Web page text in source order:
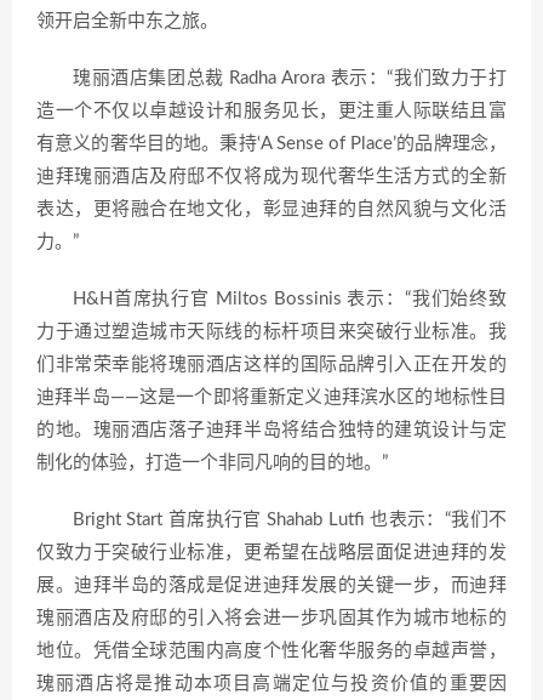
领开启全新中东之旅。
瑰丽酒店集团总裁 Radha Arora 表示：“我们致力于打
造一个不仅以卓越设计和服务见长，更注重人际联结且富
有意义的奢华目的地。秉持‘A Sense of Place’的品牌理念，
迪拜瑰丽酒店及府邸不仅将成为现代奢华生活方式的全新
表达，更将融合在地文化，彰显迪拜的自然风貌与文化活
力。”
H&H首席执行官 Miltos Bossinis 表示：“我们始终致
力于通过塑造城市天际线的标杆项目来突破行业标准。我
们非常荣幸能将瑰丽酒店这样的国际品牌引入正在开发的
迪拜半岛——这是一个即将重新定义迪拜滨水区的地标性目
的地。瑰丽酒店落子迪拜半岛将结合独特的建筑设计与定
制化的体验，打造一个非同凡响的目的地。”
Bright Start 首席执行官 Shahab Lutfi 也表示：“我们不
仅致力于突破行业标准，更希望在战略层面促进迪拜的发
展。迪拜半岛的落成是促进迪拜发展的关键一步，而迪拜
瑰丽酒店及府邸的引入将会进一步巩固其作为城市地标的
地位。凭借全球范围内高度个性化奢华服务的卓越声誉，
瑰丽酒店将是推动本项目高端定位与投资价值的重要因